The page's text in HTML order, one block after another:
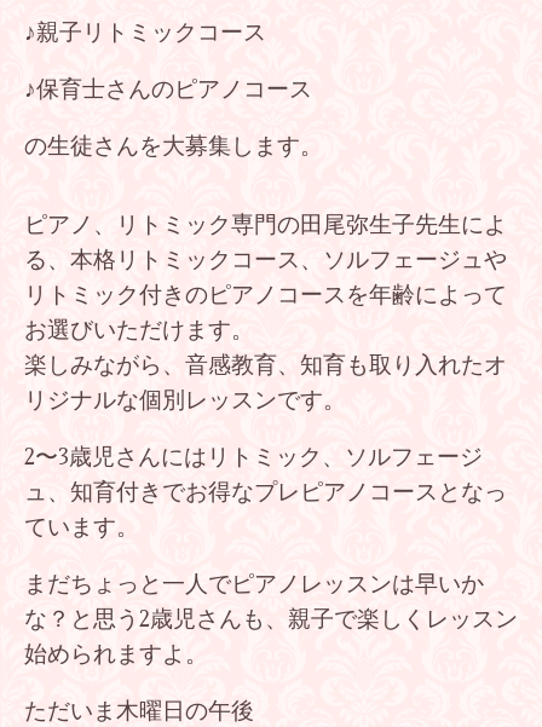
♪親子リトミックコース
♪保育士さんのピアノコース
の生徒さんを大募集します。
ピアノ、リトミック専門の田尾弥生子先生によ
る、本格リトミックコース、ソルフェージュや
リトミック付きのピアノコースを年齢によって
お選びいただけます。
楽しみながら、音感教育、知育も取り入れたオ
リジナルな個別レッスンです。
2〜3歳児さんにはリトミック、ソルフェージ
ュ、知育付きでお得なプレピアノコースとなっ
ています。
まだちょっと一人でピアノレッスンは早いか
な？と思う2歳児さんも、親子で楽しくレッスン
始められますよ。
ただいま木曜日の午後